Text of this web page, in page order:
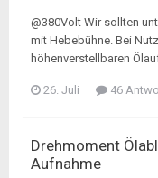
@380Volt Wir sollten
mit Hebebühne. Bei
höhenverstellbaren
26. Juli 46
Drehmoment
Aufnahme